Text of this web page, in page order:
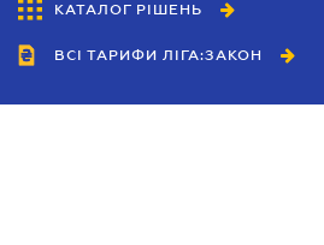
КАТАЛОГ РІШЕНЬ
ВСІ ТАРИФИ ЛІГА:ЗАКОН